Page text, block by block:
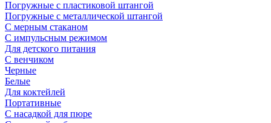
Погружные с пластиковой штангой
Погружные с металлической штангой
С мерным стаканом
С импульсным режимом
Для детского питания
С венчиком
Черные
Белые
Для коктейлей
Портативные
С насадкой для пюре